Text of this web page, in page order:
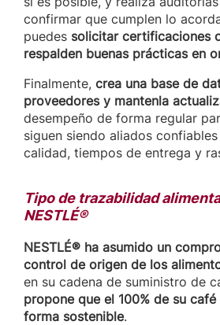
confirmar que cumplen lo
puedes solicitar certificaciones
respalden buenas prácticas en
Finalmente, crea una base de
proveedores y mantenla
desempeño de forma regular
siguen siendo aliados
calidad, tiempos de entrega y
Tipo de trazabilidad
NESTLÉ®
NESTLÉ® ha asumido un
control de origen de los
en su cadena de suministro de
propone que el 100% de su
forma sostenible.